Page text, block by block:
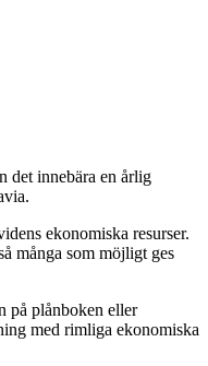
det innebära en årlig
ekonomiska resurser.
många som möjligt ges
på plånboken eller
med rimliga ekonomiska